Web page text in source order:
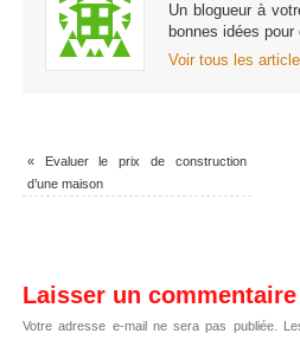
Un blogueur à
bonnes idées
Voir tous les
«Evaluer le prix de construction
d’une maison
Laisser un commentaire
Votre adresse e-mail ne sera pas publiée.